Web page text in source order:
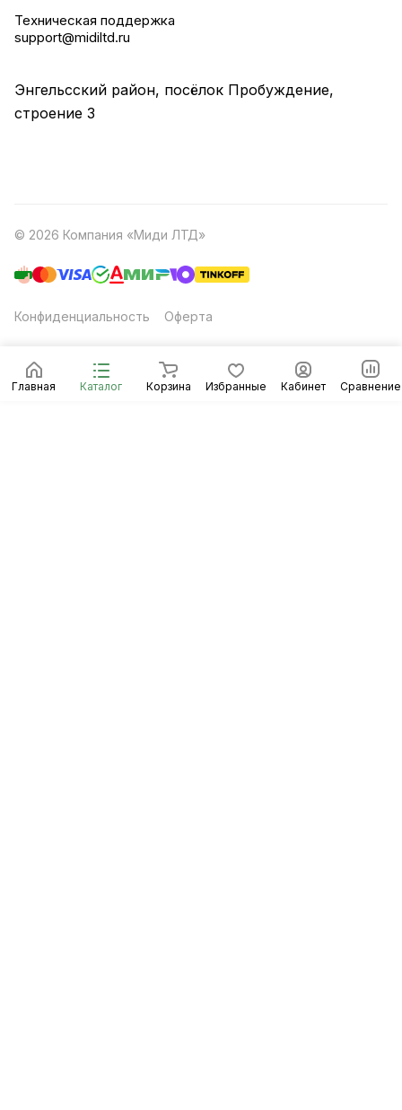
Главная Каталог Корзина Избранные Кабинет Сравнение
Техническая поддержка
support@midiltd.ru
Энгельсский район, посёлок Пробуждение,
строение 3
© 2026 Компания «Миди ЛТД»
Конфиденциальность Оферта